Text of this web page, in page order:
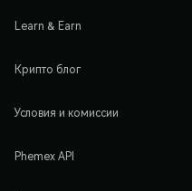
Learn & Earn
Крипто блог
Условия и комиссии
Phemex API